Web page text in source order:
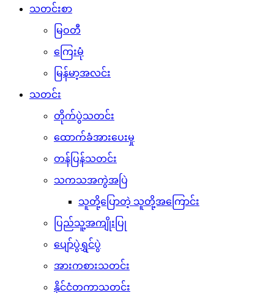
သတင်းစာ
မြဝတီ
ကြေးမုံ
မြန်မာ့အလင်း
သတင်း
တိုက်ပွဲသတင်း
ထောက်ခံအားပေးမှု
တန်ပြန်သတင်း
သကသအကွဲအပြဲ
သူတို့ပြောတဲ့ သူတို့အကြောင်း
ပြည်သူ့အကျိုးပြု
ပျော်ပွဲရွှင်ပွဲ
အားကစားသတင်း
နိုင်ငံတကာသတင်း